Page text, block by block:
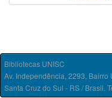
Bibliotecas UNISC
Av. Independência, 2293,
Santa Cruz do Sul - RS / Brasil.